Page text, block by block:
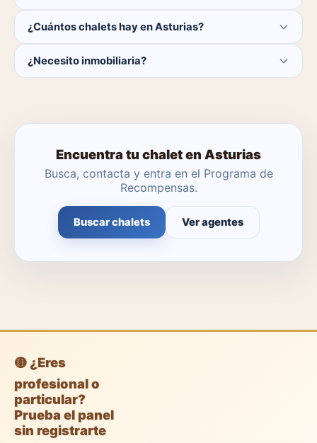
¿Cuántos chalets hay en Asturias?
catálogo se actualiza a diario.
¿Necesito inmobiliaria?
Encuentra tu chalet en Asturias
Busca, contacta y entra en el Programa de
Recompensas.
Buscar chalets Ver agentes
🟡 ¿Eres
profesional o
particular?
Prueba el panel
sin registrarte